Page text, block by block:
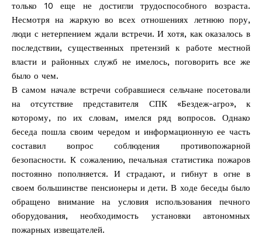
только 10 еще не достигли трудоспособного возраста.
Несмотря на жаркую во всех отношениях летнюю пору,
люди с нетерпением ждали встречи. И хотя, как оказалось в
последствии, существенных претензий к работе местной
власти и районных служб не имелось, поговорить все же
было о чем.
В самом начале встречи собравшиеся сельчане посетовали
на отсутствие представителя СПК «Бездеж-агро», к
которому, по их словам, имелся ряд вопросов. Однако
беседа пошла своим чередом и информационную ее часть
составил вопрос соблюдения противопожарной
безопасности. К сожалению, печальная статистика пожаров
постоянно пополняется. И страдают, и гибнут в огне в
своем большинстве пенсионеры и дети. В ходе беседы было
обращено внимание на условия использования печного
оборудования, необходимость установки автономных
пожарных извещателей.